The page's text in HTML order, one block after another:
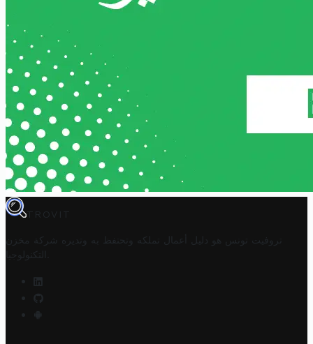
TROVIT
تروفيت تونس هو دليل أعمال تملكه وتحتفظ به وتديره
شركة مخزن
التكنولوجيا